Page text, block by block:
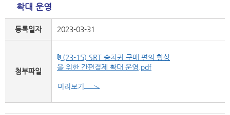
확대 운영
등록일자 2023-03-31
첨부파일
(23-15) SRT 승차권 구매 편의 향상
을 위한 간편결제 확대 운영.pdf
미리보기